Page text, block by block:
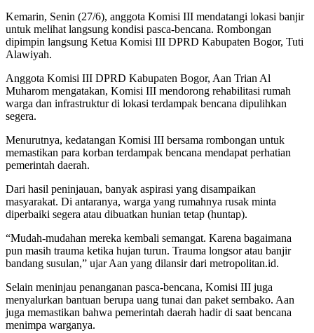
Kemarin, Senin (27/6), anggota Komisi III mendatangi lokasi banjir
untuk melihat langsung kondisi pasca-bencana. Rombongan
dipimpin langsung Ketua Komisi III DPRD Kabupaten Bogor, Tuti
Alawiyah.
Anggota Komisi III DPRD Kabupaten Bogor, Aan Trian Al
Muharom mengatakan, Komisi III mendorong rehabilitasi rumah
warga dan infrastruktur di lokasi terdampak bencana dipulihkan
segera.
Menurutnya, kedatangan Komisi III bersama rombongan untuk
memastikan para korban terdampak bencana mendapat perhatian
pemerintah daerah.
Dari hasil peninjauan, banyak aspirasi yang disampaikan
masyarakat. Di antaranya, warga yang rumahnya rusak minta
diperbaiki segera atau dibuatkan hunian tetap (huntap).
“Mudah-mudahan mereka kembali semangat. Karena bagaimana
pun masih trauma ketika hujan turun. Trauma longsor atau banjir
bandang susulan,” ujar Aan yang dilansir dari metropolitan.id.
Selain meninjau penanganan pasca-bencana, Komisi III juga
menyalurkan bantuan berupa uang tunai dan paket sembako. Aan
juga memastikan bahwa pemerintah daerah hadir di saat bencana
menimpa warganya.